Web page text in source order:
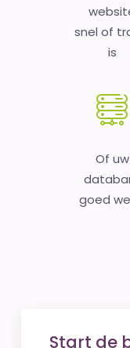
snel of
is
Of uw
goed
Start de